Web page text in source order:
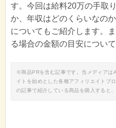
す。今回は給料20万の手取
か、年収はどのくらいなの
についてもご紹介します。
る場合の金額の目安につい
※商品PRを含む記事です。当メディアは
イトを始めとした各種アフィリエイトプ
の記事で紹介している商品を購入すると